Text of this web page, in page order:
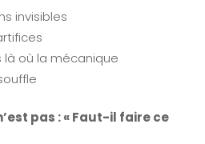
invisibles
là où la mécanique
pas : « Faut-il faire ce